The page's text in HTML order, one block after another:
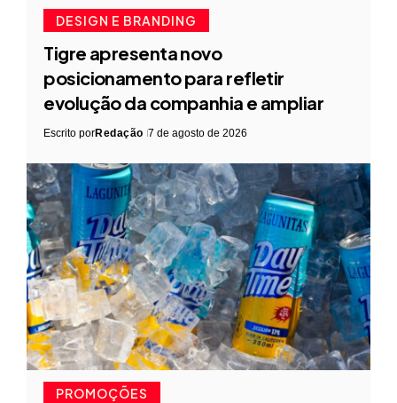
DESIGN E BRANDING
Tigre apresenta novo
posicionamento para refletir
evolução da companhia e ampliar
Escrito porRedação 7 de agosto de 2026
PROMOÇÕES